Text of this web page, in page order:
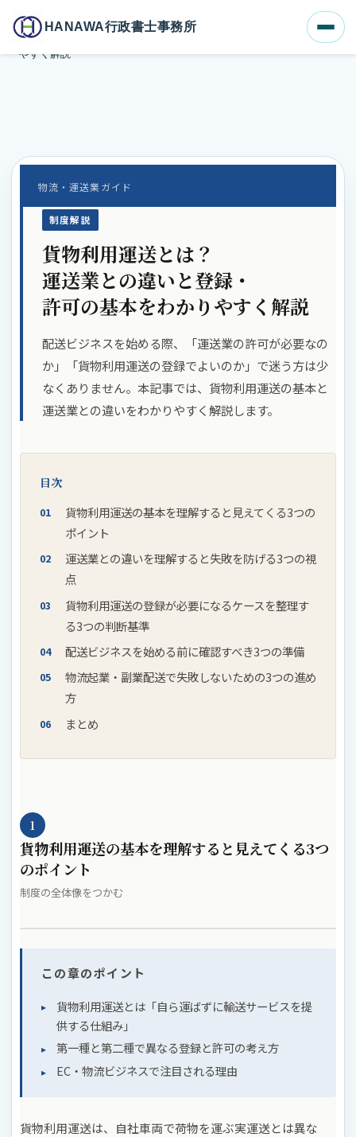
HANAWA行政書士事務所
ホーム
ブログ一覧
貨物利用運送とは？運送業との違いと登録・許可の基本をわかり
やすく解説
物流・運送業ガイド
制度解説
貨物利用運送とは？
運送業との違いと登録・
許可の基本をわかりやすく解説
配送ビジネスを始める際、「運送業の許可が必要なの
か」「貨物利用運送の登録でよいのか」で迷う方は少
なくありません。本記事では、貨物利用運送の基本と
運送業との違いをわかりやすく解説します。
目次
貨物利用運送の基本を理解すると見えてくる3つの
ポイント
運送業との違いを理解すると失敗を防げる3つの視
点
貨物利用運送の登録が必要になるケースを整理す
る3つの判断基準
配送ビジネスを始める前に確認すべき3つの準備
物流起業・副業配送で失敗しないための3つの進め
方
まとめ
1
貨物利用運送の基本を理解すると見えてくる3つ
のポイント
制度の全体像をつかむ
この章のポイント
貨物利用運送とは「自ら運ばずに輸送サービスを提
供する仕組み」
第一種と第二種で異なる登録と許可の考え方
EC・物流ビジネスで注目される理由
貨物利用運送は、自社車両で荷物を運ぶ実運送とは異な